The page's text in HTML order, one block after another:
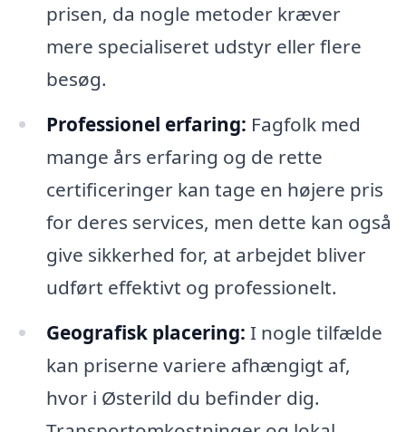
prisen, da nogle metoder kræver
mere specialiseret udstyr eller flere
besøg.
Professionel erfaring: Fagfolk med
mange års erfaring og de rette
certificeringer kan tage en højere pris
for deres services, men dette kan også
give sikkerhed for, at arbejdet bliver
udført effektivt og professionelt.
Geografisk placering: I nogle tilfælde
kan priserne variere afhængigt af,
hvor i Østerild du befinder dig.